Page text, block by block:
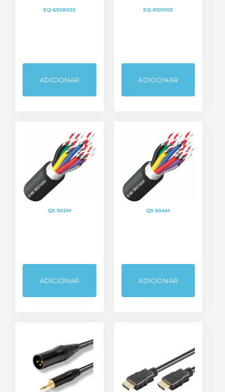
EQ-630803S
ADICIONAR
EQ-610105E
ADICIONAR
Q3-502M
ADICIONAR
Q3-504M
ADICIONAR